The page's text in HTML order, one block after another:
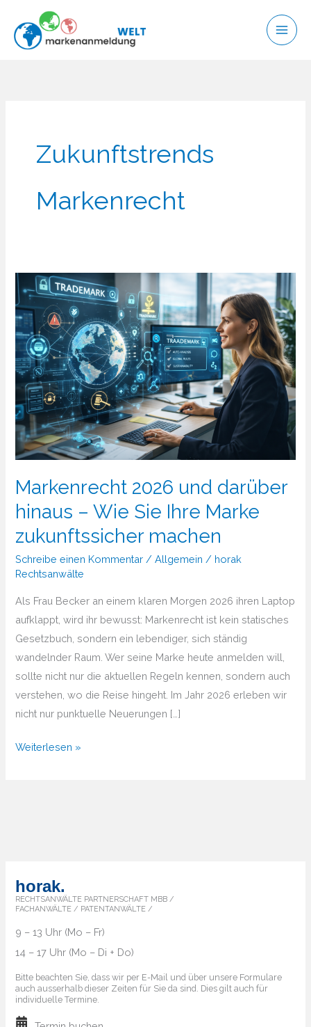
Inhalt
springen
Zukunftstrends
Markenrecht
Markenrecht 2026 und darüber
hinaus – Wie Sie Ihre Marke
zukunftssicher machen
Schreibe einen Kommentar /Allgemein / horak
Rechtsanwälte
Als Frau Becker an einem klaren Morgen 2026 ihren Laptop
aufklappt, wird ihr bewusst: Markenrecht ist kein statisches
Gesetzbuch, sondern ein lebendiger, sich ständig
wandelnder Raum. Wer seine Marke heute anmelden will,
sollte nicht nur die aktuellen Regeln kennen, sondern auch
verstehen, wo die Reise hingeht. Im Jahr 2026 erleben wir
nicht nur punktuelle Neuerungen […]
Markenrecht
Sie
Ihre
Marke
zukunftssicher
machen
Weiterlesen »
horak.
RECHTSANWÄLTE PARTNERSCHAFT MBB /
FACHANWÄLTE / PATENTANWÄLTE /
9 – 13 Uhr (Mo – Fr)
14 – 17 Uhr (Mo – Di + Do)
Bitte beachten Sie, dass wir per E-Mail und über unsere Formulare
auch ausserhalb dieser Zeiten für Sie da sind. Dies gilt auch für
individuelle Termine.